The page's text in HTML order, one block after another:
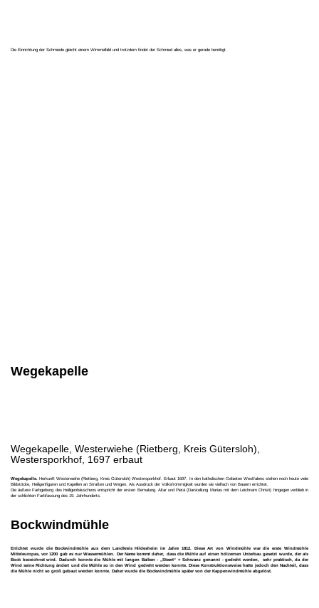
Die Einrichtung der Schmiede gleicht einem Wimmelbild und trotzdem findet der Schmied alles, was er gerade benötigt.
Wegekapelle
Wegekapelle, Westerwiehe (Rietberg, Kreis Gütersloh),
Westersporkhof, 1697 erbaut
Wegekapelle.
Herkunft Westerwiehe (Rietberg, Kreis Gütersloh) Westersporkhof. Erbaut 1697. In den katholischen Gebieten Westfalens stehen noch heute viele
Bildstöcke, Heiligenfiguren und Kapellen an Straßen und Wegen. Als Ausdruck der Volksfrömmigkeit wurden sie vielfach von Bauern errichtet.
Die äußere Farbgebung des Heiligenhäuschens entspricht der ersten Bemalung. Altar und Pietá (Darstellung Marias mit dem Leichnam Christi) hingegen verblieb in
der schlichten Farbfassung des 19. Jahrhunderts.
Bockwindmühle
Errichtet wurde die Bockwindmühleaus dem Landkreis Hildesheim im Jahre 1812. Diese Art von Windmühle war die erste Windmühle
Mitteleuropas, vor 1200 gab es nur Wassermühlen. Der Name kommt daher, dass die Mühle auf einen hölzernen Unterbau gesetzt wurde, der als
Bock bezeichnet wird. Dadurch konnte die Mühle mit langen Balken - „Steert“ = Schwanz genannt - gedreht werden, sehr praktisch, da der
Wind seine Richtung ändert und die Mühle so in den Wind gedreht werden konnte. Diese Konstruktionsweise hatte jedoch den Nachteil, dass
die Mühle nicht so groß gebaut werden konnte. Daher wurde die Bockwindmühle später von der Kappenwindmühle abgelöst.